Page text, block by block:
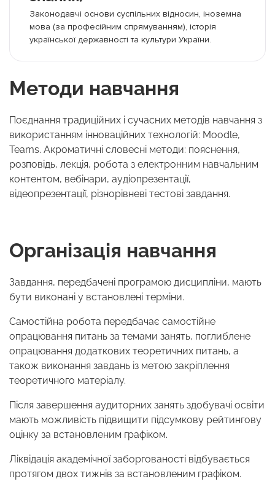
Законодавчі основи суспільних відносин, іноземна
мова (за професійним спрямуванням), історія
української державності та культури України.
Методи навчання
Поєднання традиційних і сучасних методів навчання з
використанням інноваційних технологій: Moodle,
Teams. Акроматичні словесні методи: пояснення,
розповідь, лекція, робота з електронним навчальним
контентом, вебінари, аудіопрезентації,
відеопрезентації, різнорівневі тестові завдання.
Організація навчання
Завдання, передбачені програмою дисципліни, мають
бути виконані у встановлені терміни.
Самостійна робота передбачає самостійне
опрацювання питань за темами занять, поглиблене
опрацювання додаткових теоретичних питань, а
також виконання завдань із метою закріплення
теоретичного матеріалу.
Після завершення аудиторних занять здобувачі освіти
мають можливість підвищити підсумкову рейтингову
оцінку за встановленим графіком.
Ліквідація академічної заборгованості відбувається
протягом двох тижнів за встановленим графіком.